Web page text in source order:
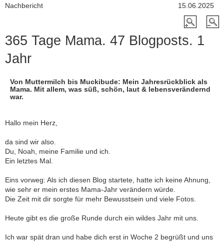
15.06.2025
Nachbericht
365 Tage Mama. 47 Blogposts. 1
Jahr
Von Muttermilch bis Muckibude: Mein Jahresrückblick als
Mama. Mit allem, was süß, schön, laut & lebensverändernd
war.
Hallo mein Herz,
da sind wir also.
Du, Noah, meine Familie und ich.
Ein letztes Mal.
Eins vorweg: Als ich diesen Blog startete, hatte ich keine Ahnung,
wie sehr er mein erstes Mama-Jahr verändern würde.
Die Zeit mit dir sorgte für mehr Bewusstsein und viele Fotos.
Heute gibt es die große Runde durch ein wildes Jahr mit uns.
Ich war spät dran und habe dich erst in Woche 2 begrüßt und uns